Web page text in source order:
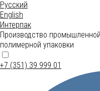
Русский
English
Интерпак
Производство промышленной
полимерной упаковки
+7 (351) 39 999 01